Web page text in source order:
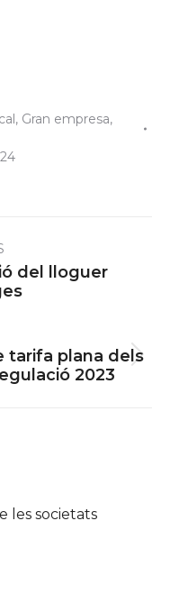
, Gran empresa,
del lloguer
tarifa plana dels
2023
les societats